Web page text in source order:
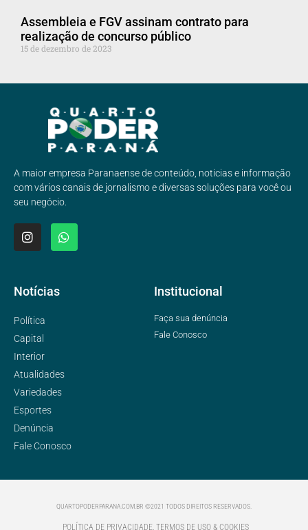
Assembleia e FGV assinam contrato para
realização de concurso público
15 de dezembro de 2023
A maior empresa Paranaense de conteúdo, noticias e informação
com vários canais de jornalismo e diversas soluções para você ou
seu negócio.
Notícias
Política
Capital
Interior
Atualidades
Variedades
Esportes
Denúncia
Fale Conosco
Institucional
Faça sua denúncia
Fale Conosco
QUARTOPODERPARANA.COM.BR ©2021 TODOS DIREITOS RESERVADOS.
POLÍTICA DE PRIVACIDADE, TERMOS DE USO & COOKIES